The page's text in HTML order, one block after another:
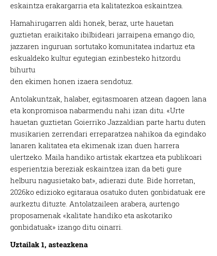
eskaintza erakargarria eta kalitatezkoa eskaintzea.
Hamahirugarren aldi honek, beraz, urte hauetan
guztietan eraikitako ibilbideari jarraipena emango dio,
jazzaren inguruan sortutako komunitatea indartuz eta
eskualdeko kultur egutegian ezinbesteko hitzordu
bihurtu
den ekimen honen izaera sendotuz.
Antolakuntzak, halaber, egitasmoaren atzean dagoen lana
eta konpromisoa nabarmendu nahi izan ditu. «Urte
hauetan guztietan Goierriko Jazzaldian parte hartu duten
musikarien zerrendari erreparatzea nahikoa da egindako
lanaren kalitatea eta ekimenak izan duen harrera
ulertzeko. Maila handiko artistak ekartzea eta publikoari
esperientzia bereziak eskaintzea izan da beti gure
helburu nagusietako bat», adierazi dute. Bide horretan,
2026ko edizioko egitaraua osatuko duten gonbidatuak ere
aurkeztu dituzte. Antolatzaileen arabera, aurtengo
proposamenak «kalitate handiko eta askotariko
gonbidatuak» izango ditu oinarri.
Uztailak 1, asteazkena